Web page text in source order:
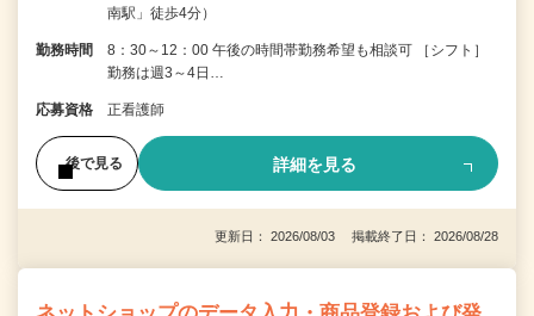
南駅」徒歩4分）
勤務時間
8：30～12：00 午後の時間帯勤務希望も相談可 ［シフト］
勤務は週3～4日…
応募資格 正看護師
後で見る 詳細を見る
更新日： 2026/08/03 掲載終了日： 2026/08/28